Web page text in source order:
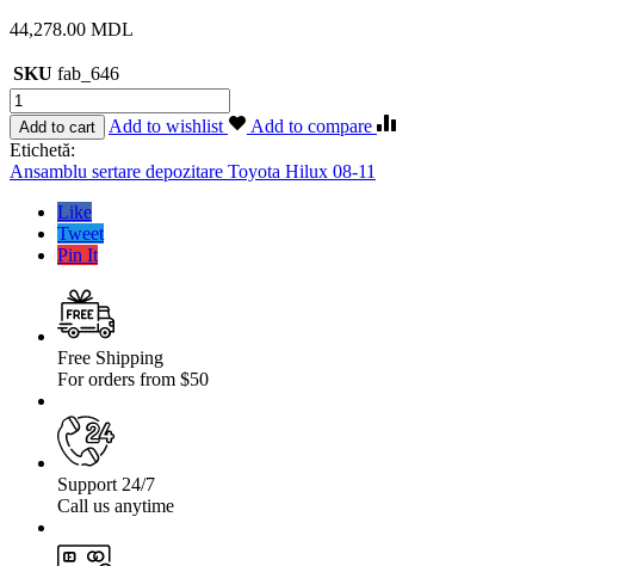
44,278.00 MDL
SKU fab_646
Cantitate
Ansamblu
sertare
depozitare
Toyota
Add to cart Add to wishlist
Add to compare
Etichetă:
Ansamblu sertare depozitare Toyota Hilux 08-11
Like
Tweet
Pin It
Free Shipping
For orders from $50
Support 24/7
Call us anytime